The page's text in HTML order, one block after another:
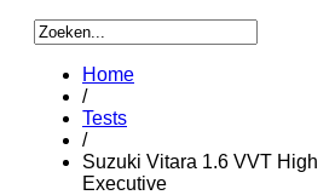
Home
/
Tests
/
Suzuki Vitara 1.6 VVT High
Executive